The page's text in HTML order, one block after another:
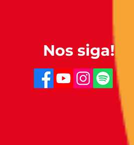
Nos siga!